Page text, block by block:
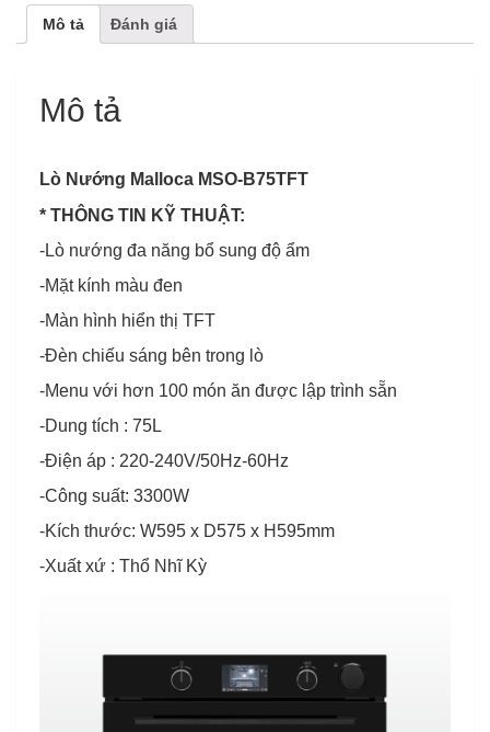
Mô tả Đánh giá
Mô tả
Lò Nướng Malloca MSO-B75TFT
* THÔNG TIN KỸ THUẬT:
-Lò nướng đa năng bổ sung độ ẩm
-Mặt kính màu đen
-Màn hình hiển thị TFT
-Đèn chiếu sáng bên trong lò
-Menu với hơn 100 món ăn được lập trình sẵn
-Dung tích : 75L
-Điện áp : 220-240V/50Hz-60Hz
-Công suất: 3300W
-Kích thước: W595 x D575 x H595mm
-Xuất xứ : Thổ Nhĩ Kỳ